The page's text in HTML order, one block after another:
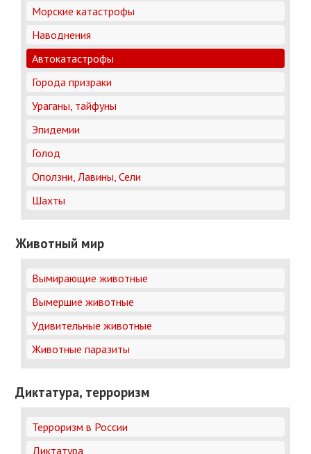
Морские катастрофы
Наводнения
Автокатастрофы
Города призраки
Ураганы, тайфуны
Эпидемии
Голод
Оползни, Лавины, Сели
Шахты
Животный мир
Вымирающие животные
Вымершие животные
Удивительные животные
Животные паразиты
Диктатура, терроризм
Терроризм в России
Диктатура